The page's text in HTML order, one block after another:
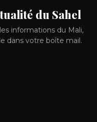
du Sahel
informations du Mali,
dans votre boîte mail.